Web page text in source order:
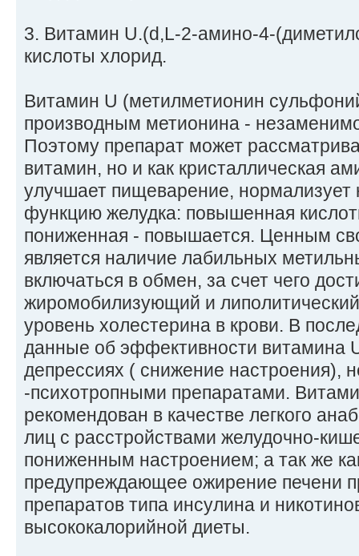
3. Витамин U.(d,L-2-амино-4-
кислоты хлорид.
Витамин U (метилметионин
производным метионина -
Поэтому препарат может
витамин, но и как кристаллическая
улучшает пищеварение,
функцию желудка: повышенная
пониженная - повышается. Ценным
является наличие лабильных
включаться в обмен, за счет чего
жиромобилизующий и
уровень холестерина в крови. В
данные об эффективности витамина
депрессиях ( снижение настроения),
-психотропными препаратами.
рекомендован в качестве легкого
лиц с расстройствами желудочно-
пониженным настроением; а так же
предупреждающее ожирение печени
препаратов типа инсулина и
высококалорийной диеты.